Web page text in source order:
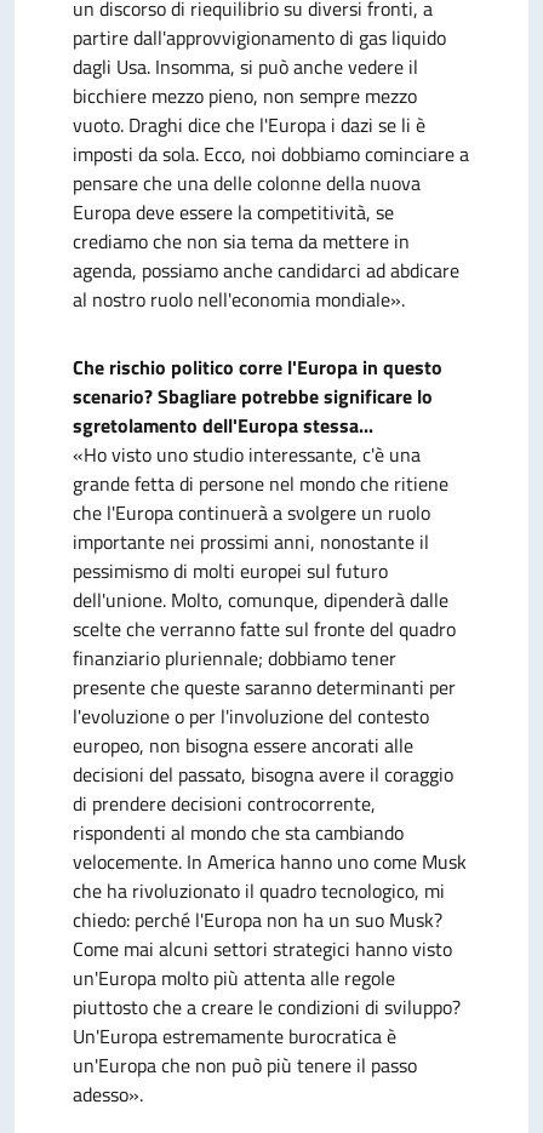
un discorso di riequilibrio su diversi fronti, a
partire dall'approvvigionamento di gas liquido
dagli Usa. Insomma, si può anche vedere il
bicchiere mezzo pieno, non sempre mezzo
vuoto. Draghi dice che l'Europa i dazi se li è
imposti da sola. Ecco, noi dobbiamo cominciare a
pensare che una delle colonne della nuova
Europa deve essere la competitività, se
crediamo che non sia tema da mettere in
agenda, possiamo anche candidarci ad abdicare
al nostro ruolo nell'economia mondiale».
Che rischio politico corre l'Europa in questo
scenario? Sbagliare potrebbe significare lo
sgretolamento dell'Europa stessa...
«Ho visto uno studio interessante, c'è una
grande fetta di persone nel mondo che ritiene
che l'Europa continuerà a svolgere un ruolo
importante nei prossimi anni, nonostante il
pessimismo di molti europei sul futuro
dell'unione. Molto, comunque, dipenderà dalle
scelte che verranno fatte sul fronte del quadro
finanziario pluriennale; dobbiamo tener
presente che queste saranno determinanti per
l'evoluzione o per l'involuzione del contesto
europeo, non bisogna essere ancorati alle
decisioni del passato, bisogna avere il coraggio
di prendere decisioni controcorrente,
rispondenti al mondo che sta cambiando
velocemente. In America hanno uno come Musk
che ha rivoluzionato il quadro tecnologico, mi
chiedo: perché l'Europa non ha un suo Musk?
Come mai alcuni settori strategici hanno visto
un'Europa molto più attenta alle regole
piuttosto che a creare le condizioni di sviluppo?
Un'Europa estremamente burocratica è
un'Europa che non può più tenere il passo
adesso».